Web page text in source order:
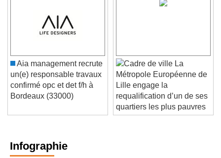
Aia management recrute
un(e) responsable travaux
confirmé opc et det f/h à
Bordeaux (33000)
La
Métropole Européenne de
Lille engage la
requalification d’un de ses
quartiers les plus pauvres
Infographie